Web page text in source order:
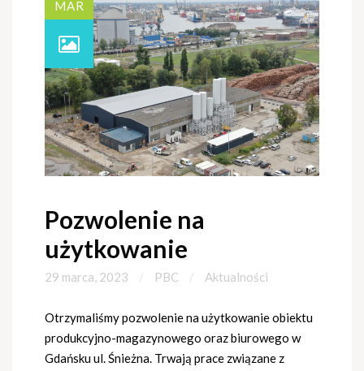
MAR
Pozwolenie na
użytkowanie
29 marca, 2023 PBC Aktualności
Otrzymaliśmy pozwolenie na użytkowanie obiektu
produkcyjno-magazynowego oraz biurowego w
Gdańsku ul. Śnieżna. Trwają prace związane z